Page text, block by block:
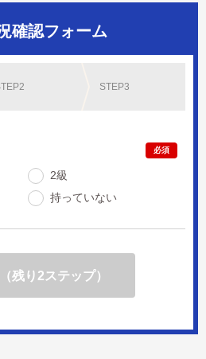
確認フォーム
STEP3
必須
2級
持っていない
残り2ステップ）